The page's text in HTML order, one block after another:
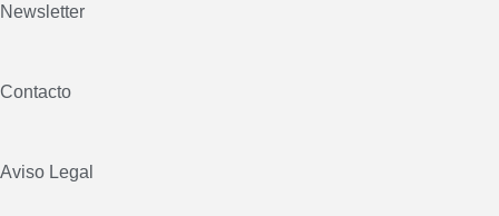
Newsletter
Contacto
Aviso Legal